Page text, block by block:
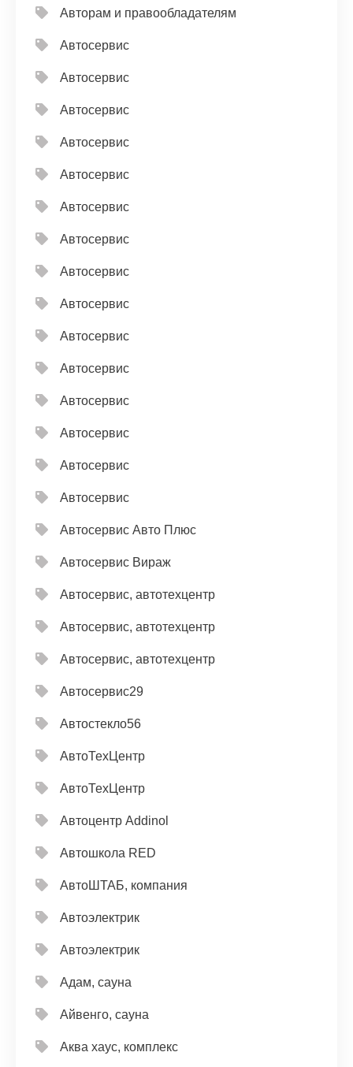
Авторам и правообладателям
Автосервис
Автосервис
Автосервис
Автосервис
Автосервис
Автосервис
Автосервис
Автосервис
Автосервис
Автосервис
Автосервис
Автосервис
Автосервис
Автосервис
Автосервис
Автосервис Авто Плюс
Автосервис Вираж
Автосервис, автотехцентр
Автосервис, автотехцентр
Автосервис, автотехцентр
Автосервис29
Автостекло56
АвтоТехЦентр
АвтоТехЦентр
Автоцентр Addinol
Автошкола RED
АвтоШТАБ, компания
Автоэлектрик
Автоэлектрик
Адам, сауна
Айвенго, сауна
Аква хаус, комплекс